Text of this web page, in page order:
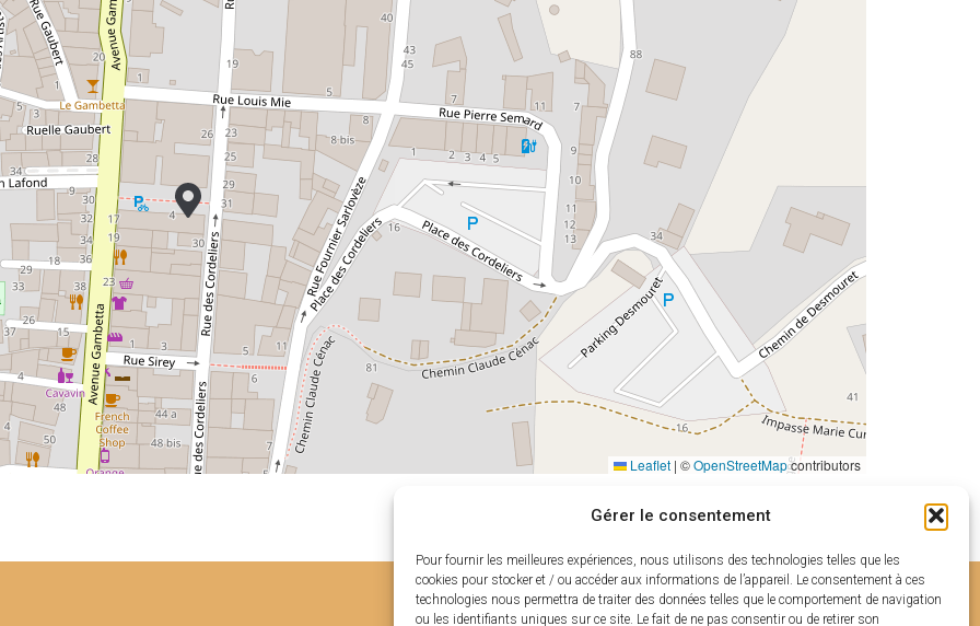
Gérer le consentement
Pour fournir les meilleures expériences, nous utilisons des technologies telles que les
cookies pour stocker et / ou accéder aux informations de l’appareil. Le consentement à ces
technologies nous permettra de traiter des données telles que le comportement de navigation
ou les identifiants uniques sur ce site. Le fait de ne pas consentir ou de retirer son
Leaflet | ©OpenStreetMapcontributors